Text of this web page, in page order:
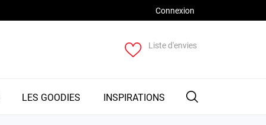
Connexion
Liste d'envies
LES GOODIES INSPIRATIONS